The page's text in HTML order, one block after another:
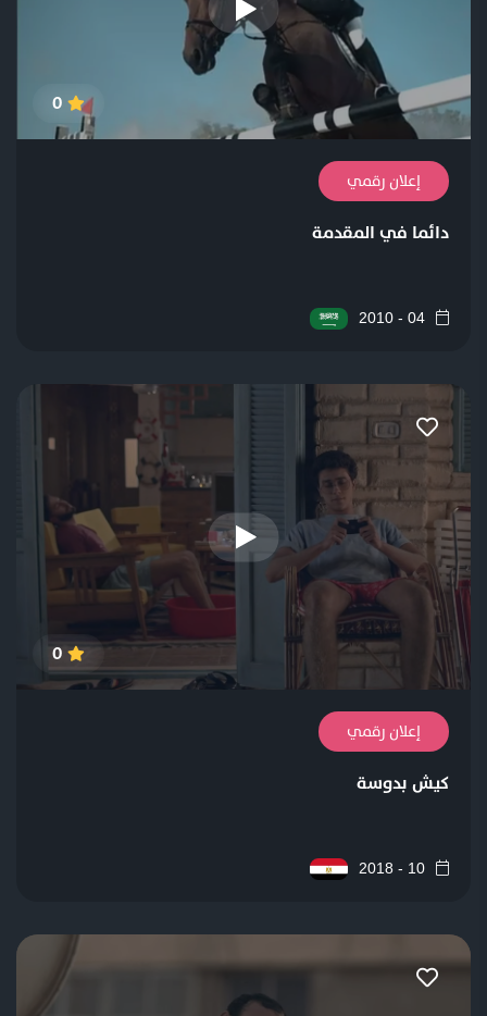
0
إعلان رقمي
دائما في المقدمة
04 - 2010
0
إعلان رقمي
كيش بدوسة
10 - 2018